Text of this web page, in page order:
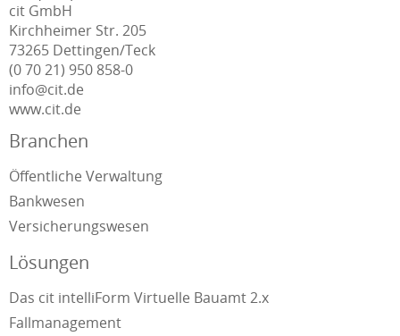
cit GmbH
Kirchheimer Str. 205
73265 Dettingen/Teck
(0 70 21) 950 858-0
info@cit.de
www.cit.de
Branchen
Öffentliche Verwaltung
Bankwesen
Versicherungswesen
Lösungen
Das cit intelliForm Virtuelle Bauamt 2.x
Fallmanagement